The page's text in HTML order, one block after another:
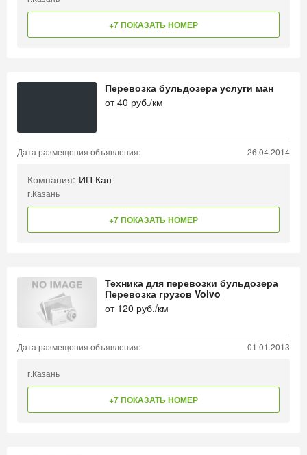
+7 ПОКАЗАТЬ НОМЕР
Перевозка бульдозера услуги ман
от40 руб./км
Дата размещения объявления: 26.04.2014
Компания: ИП Кан
г.Казань
+7 ПОКАЗАТЬ НОМЕР
Техника для перевозки бульдозера
Перевозка грузов Volvo
от 120 руб./км
Дата размещения объявления: 01.01.2013
г.Казань
+7 ПОКАЗАТЬ НОМЕР